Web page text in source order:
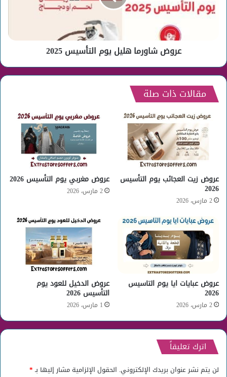
2025
عروض شاورما هليل يوم التأسيس 2025
مقالات ذات صلة
عروض زيت العجائب يوم التأسيس
2026
2 مارس، 2026
عروض مغربي يوم التأسيس 2026
2 مارس، 2026
عروض عبايات ايا يوم التاسيس
2026
2 مارس، 2026
عروض الدخيل للعود يوم
التأسيس 2026
1 مارس، 2026
اترك تعليقاً
لن يتم نشر عنوان بريدك الإلكتروني. الحقول الإلزامية مشار إليها بـ*